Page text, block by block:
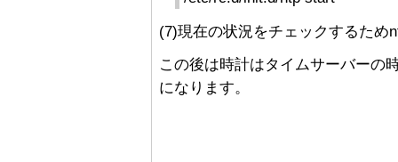
(7)現在の状況をチェックするため
この後は時計はタイムサーバーの
になります。